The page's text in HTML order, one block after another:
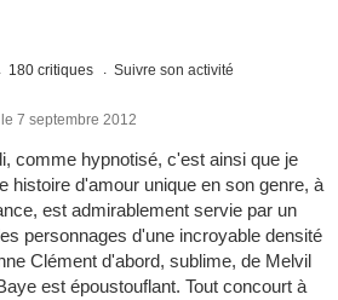
180 critiques Suivre son activité
7 septembre 2012
comme hypnotisé, c'est ainsi que je
histoire d'amour unique en son genre, à
est admirablement servie par un
personnages d'une incroyable densité
Clément d'abord, sublime, de Melvil
est époustouflant. Tout concourt à